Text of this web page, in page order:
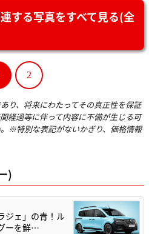
する写真をすべて見る(全
2
り、将来にわたってその真正性を保証
経過等に伴って内容に不備が生じる可
※特別な表記がないかぎり、価格情報
)
ジェ」の青！ル
ーを鮮…